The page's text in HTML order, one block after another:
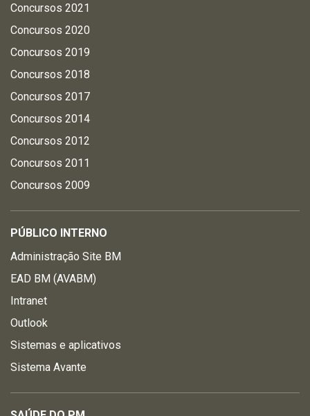
Concursos 2021
Concursos 2020
Concursos 2019
Concursos 2018
Concursos 2017
Concursos 2014
Concursos 2012
Concursos 2011
Concursos 2009
PÚBLICO INTERNO
Administração Site BM
EAD BM (AVABM)
Intranet
Outlook
Sistemas e aplicativos
Sistema Avante